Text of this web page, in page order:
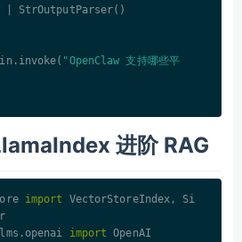
"OpenClaw 支持哪些平
进阶 RAG
import
VectorStoreIndex, Si
import